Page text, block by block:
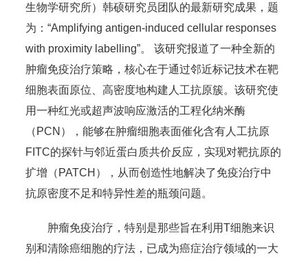
生物学研究所）韩硕研究员团队的最新研究成果，题
为：“Amplifying antigen-induced cellular responses
with proximity labelling”。 该研究报道了一种全新的
肿瘤免疫治疗策略，核心在于通过邻近标记技术在靶
细胞表面原位、高密度地构建人工抗原簇。该研究使
用一种红光或超声波响应激活的工程化纳米酶
（PCN），能够在肿瘤细胞表面催化含有人工抗原
FITC的探针与邻近蛋白质共价反应，实现对靶抗原的
扩增（PATCH），从而创造性地解决了免疫治疗中
抗原密度不足和特异性差的瓶颈问题。
肿瘤免疫治疗，特别是那些旨在利用T细胞来识
别和清除癌细胞的疗法，已成为癌症治疗领域的一大